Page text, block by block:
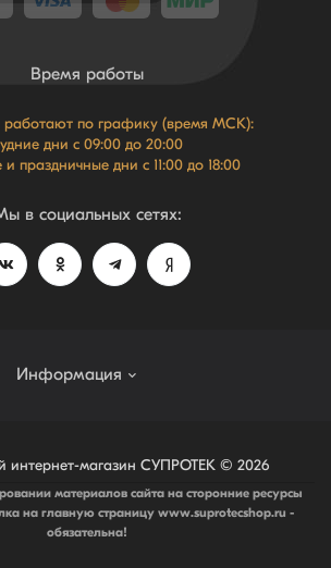
Информация
О магазине
и обработки персональных данных
Время работы
по графику (время МСК):
дни с 09:00 до 20:00
праздничные дни с 11:00 до 18:00
в социальных сетях:
интернет-магазин СУПРОТЕК © 2026
материалов сайта на сторонние ресурсы
на главную страницу www.suprotecshop.ru -
обязательна!